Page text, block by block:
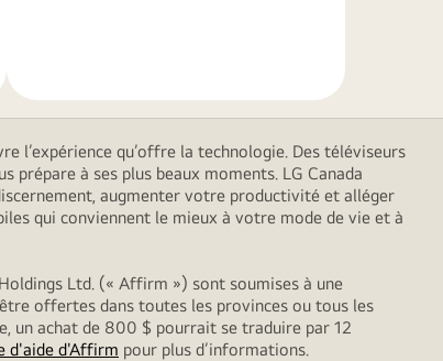
l’expérience qu’offre la technologie. Des téléviseurs
à ses plus beaux moments. LG Canada
augmenter votre productivité et alléger
qui conviennent le mieux à votre mode de vie et à
Ltd. (« Affirm ») sont soumises à une
offertes dans toutes les provinces ou tous les
un achat de 800 $ pourrait se traduire par 12
d'aide d'Affirm pour plus d’informations.